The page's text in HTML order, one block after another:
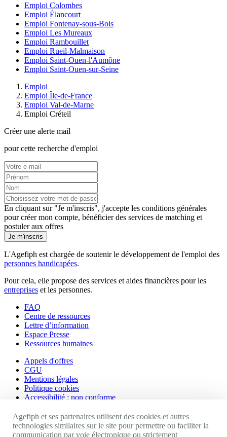
Emploi Colombes
Emploi Élancourt
Emploi Fontenay-sous-Bois
Emploi Les Mureaux
Emploi Rambouillet
Emploi Rueil-Malmaison
Emploi Saint-Ouen-l'Aumône
Emploi Saint-Ouen-sur-Seine
Emploi
Emploi Île-de-France
Emploi Val-de-Marne
Emploi Créteil
Créer une alerte mail
pour cette recherche d'emploi
En cliquant sur "Je m'inscris", j'accepte les conditions générales
pour créer mon compte, bénéficier des services de matching et
postuler aux offres
Je m'inscris
L'Agefiph est chargée de soutenir le développement de l'emploi des
personnes handicapées.
Pour cela, elle propose des services et aides financières pour les
entreprises et les personnes.
FAQ
Centre de ressources
Lettre d’information
Espace Presse
Ressources humaines
Appels d'offres
CGU
Mentions légales
Politique cookies
Accessibilité : non conforme
Nos autres sites
Agefiph et ses partenaires utilisent des cookies et autres
technologies similaires sur le site pour permettre ou faciliter la
communication par voie électronique ou strictement